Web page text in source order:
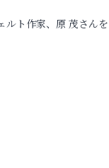
ルト作家、原 茂さん